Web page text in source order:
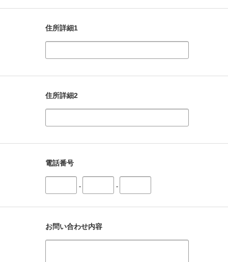
住所詳細1
住所詳細2
電話番号
- -
お問い合わせ内容